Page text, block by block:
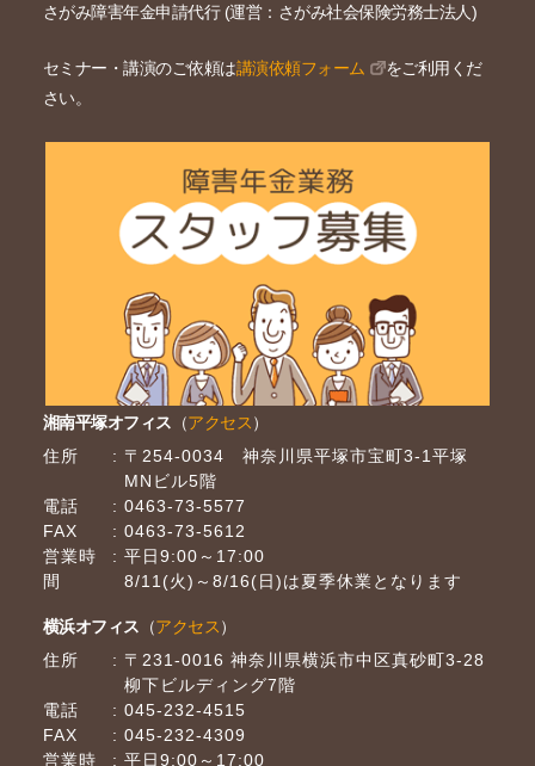
さがみ障害年金申請代行 (運営：さがみ社会保険労務士法人)
セミナー・講演のご依頼は講演依頼フォーム
をご利用くだ
さい。
湘南平塚オフィス （アクセス）
住所
〒254-0034 神奈川県平塚市宝町3-1平塚
MNビル5階
電話
0463-73-5577
FAX
0463-73-5612
営業時
間
平日9:00～17:00
8/11(火)～8/16(日)は夏季休業となります
横浜オフィス （アクセス）
住所
〒231-0016 神奈川県横浜市中区真砂町3-28
柳下ビルディング7階
電話
045-232-4515
FAX
045-232-4309
営業時
平日9:00～17:00